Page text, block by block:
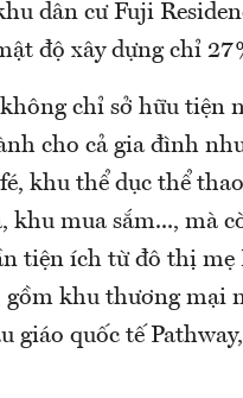
dân cư Fuji
độ xây dựng chỉ
chỉ sở hữu tiện
cho cả gia đình
khu thể dục thể
khu mua sắm..., mà
tiện ích từ đô thị mẹ
gồm khu thương mại
giáo quốc tế